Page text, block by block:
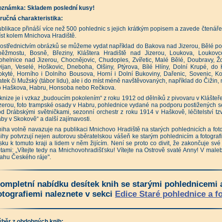
stavby Prahy 10 (Petr Krajčí a kolektiv)
a památky Prahy 10 (Jakub Potůček a kolektiv)
10 známá neznámá (Milan Polák, Dagmar Broncová)
pod pancířem povstalců (Tomáš Jakl)| Prahou pod pancířem vlasovců (Pavel Žáček)
ještě není vyhráno... (Renáta Kalašová)
tvář Prahy - Příroda a rostlinstvo (Jarmila Kubíková a kol.)|
neznámá - Procházky po netradičních místech a zákoutích (Petr Ryska)|
neznámá II - Procházky po netradičních místech a zákoutích (Petr Ryska)|
neznámá III - Procházky po netradičních místech a zákoutích (Petr Ryska)|
neznámá IV - Procházky po netradičních místech a zákoutích (Petr Ryska)|
neznámá V - Procházky po netradičních místech a zákoutích (Petr Ryska)|
Praha - Průvodce nečekaně pestrou přírodou města (Jan Albert Šturma, Ondřej
tajemství Prahy (David Černý)|Nová tajemství Prahy (David Černý)
tajemství Prahy (David Černý)
|
Prahou krok za krokem ulicemi města (Jan Pohunek, Iva Pohunková)|
vánoční Prahou (Galla Macků, Ivan Svatoš) |
kašny a fontány (Antonín Ederer, Jan Uxa) |Staropražské lékařské památky (Viktor
pamětní desky (Tomáš Koutek)
z kronik pražského předměstí (Karel Výrut)|Pražský vrch Petřín (Jan Zavřel a
historický atlas Praha (Eva Semotanová a kolektiv) |
Praha (Václav Cílek, Milan Korba, Martin Majer) |Chráněná území ČR - Praha |
památky Prahy (Jiří Kříž)|Květena Kaňonu Vltavy u Sedlce (Daniel Hrčka)|
hrady a zámky I (Otomar Dvořák, Josef Pepson Snětivý)|
hrady a zámky II (Otomar Dvořák, Josef Pepson Snětivý)
pražských klášterů - Hrad a Hradčany (Josef Pepson Snětivý)|
- Prahou s otevřenýma očima I. (Ivana Mudrová)|
- Prahou s otevřenýma očima II. (Ivana Mudrová) |
s otevřenýma očima III. (Ivana Mudrová)|Prahou s otevřenýma očima IV ((Ivana
a železnice - Nádraží, nádražíčka a zastávky (Milan Polák)|
- Železniční stanice Praha hlavní nádraží - Nádraží prezidenta Wilsona (Pavel
Skladem poslední kusy!
charakteristika:
přináší více než 500 pohlednic s jejich krátkým popisem a zavede
kolem Mnichova Hradiště.
obrázků se můžeme vydat například do Bakova nad Jizerou, Bělé
Bosně, Březiny, Kláštera Hradiště nad Jizerou, Loukova,
nad Jizerou, Chocnějovic, Chudoples, Zvířetic, Malé Bělé, Doubravy,
Veselé, Hoškovic, Dneboha, Olšiny, Ptýrova, Bílé Hlíny, Dolní Krupé,
Horního i Dolního Bousova, Horní i Dolní Bukoviny, Dařenic, Sovenic,
či Mužský (tábor lidu), ale i do míst méně navštěvovaných, například do Čižin,
Haškova, Habru, Honsoba nebo Rečkova.
je i vzkaz „budoucím pokolením“ z roku 1912 od dělníků z pivovaru v
foto trampské osady v Habru, pohlednice vydané na podporu postižených
Drábskými světničkami, sezonní orchestr z roku 1914 v Haškově, léčitelství
v Skokově“ a další zajímavosti.
volně navazuje na publikaci Mnichovo Hradiště na starých pohlednicích a
potvrzují nejen autorovu sběratelskou vášeň ke starým pohlednicím a
k tomuto kraji a lidem v něm žijícím. Není se proto co divit, že zakončuje
„Vítejte tedy na Mnichovohradišťsku! Vítejte na Ostrově svaté Anny! V
Českého ráje".
nabídku desítek knih se starými pohlednicemi
naleznete v sekci Edice Staré pohlednice a